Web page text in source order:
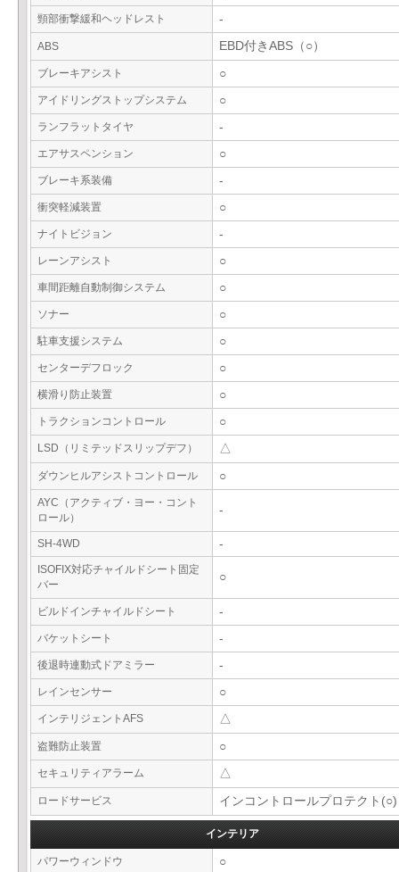
頸部衝撃緩和ヘッドレスト -
ABS EBD付きABS（○）
ブレーキアシスト ○
アイドリングストップシステム ○
ランフラットタイヤ -
エアサスペンション ○
ブレーキ系装備 -
衝突軽減装置 ○
ナイトビジョン -
レーンアシスト ○
車間距離自動制御システム ○
ソナー ○
駐車支援システム ○
センターデフロック ○
横滑り防止装置 ○
トラクションコントロール ○
LSD（リミテッドスリップデフ） △
ダウンヒルアシストコントロール ○
AYC（アクティブ・ヨー・コント
ロール）
-
SH-4WD -
ISOFIX対応チャイルドシート固定
バー
○
ビルドインチャイルドシート -
バケットシート -
後退時連動式ドアミラー -
レインセンサー ○
インテリジェントAFS △
盗難防止装置 ○
セキュリティアラーム △
ロードサービス インコントロールプロテクト(○)
インテリア
パワーウィンドウ ○